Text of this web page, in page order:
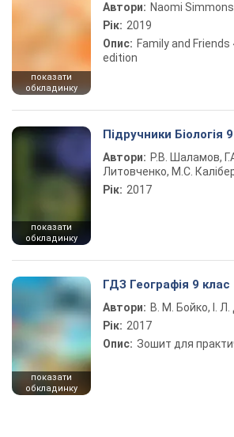
показати
обкладинку
Автори: Naomi Simmons
Рік: 2019
Опис: Family and
edition
показати
обкладинку
Підручники Біологія
Автори: Р.В. Шаламов,
Литовченко, М.С.
Рік: 2017
показати
обкладинку
ГДЗ Географія 9 клас
Автори: В. М. Бойко, І. Л.
Рік: 2017
Опис: Зошит для